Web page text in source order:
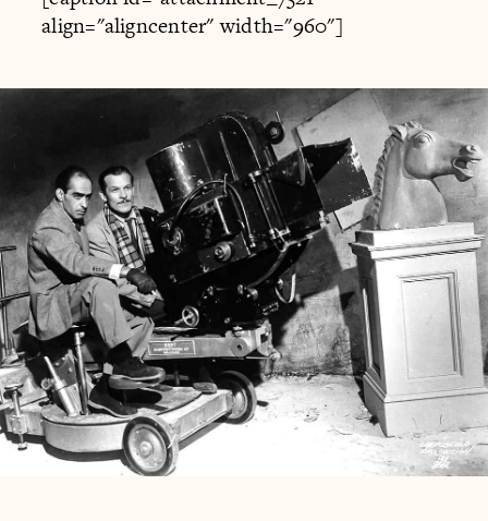
align="aligncenter" width="960"]